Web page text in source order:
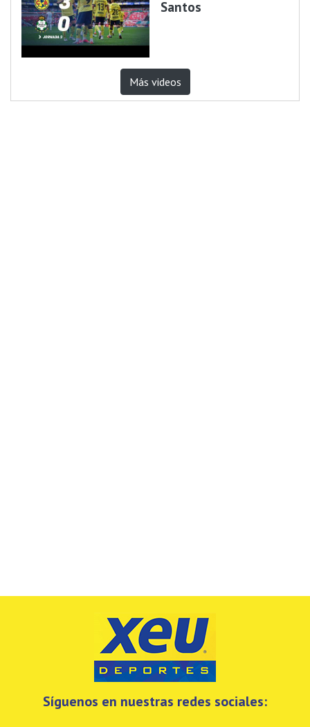
Santos
Más videos
Síguenos en nuestras redes sociales: